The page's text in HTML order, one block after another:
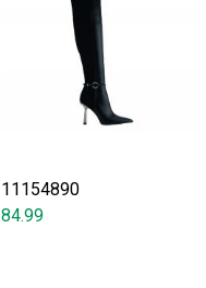
11154890
84.99